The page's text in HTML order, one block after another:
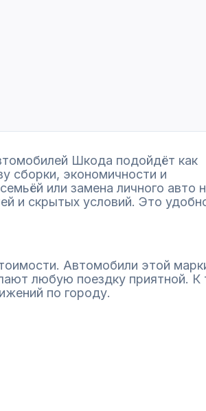
Шкода подойдёт как
сборки, экономичности и
или замена личного авто
и скрытых условий. Это
Автомобили этой
любую поездку приятной. К
по городу.